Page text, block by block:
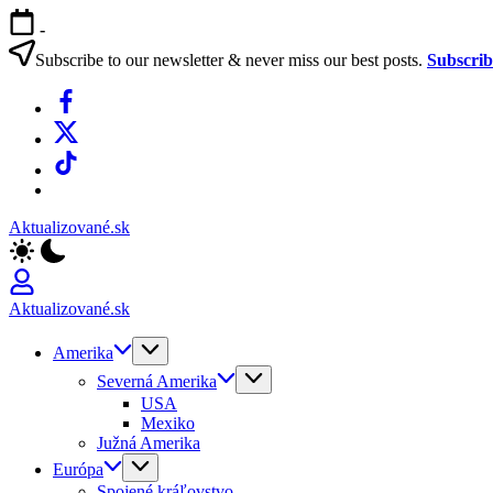
Skip
to
content
-
Subscribe to our newsletter & never miss our best posts.
Facebook
X
TikTok
Aktualizované.sk
Aktualizované.sk
Amerika
Severná Amerika
USA
Mexiko
Južná Amerika
Európa